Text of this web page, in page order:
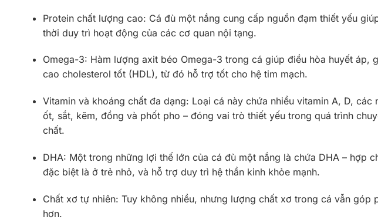
Protein chất lượng cao: Cá đù một nắng cung cấp nguồn đạm thiết yếu
thời duy trì hoạt động của các cơ quan nội tạng.
Omega-3: Hàm lượng axit béo Omega-3 trong cá giúp điều hòa huyết áp,
cao cholesterol tốt (HDL), từ đó hỗ trợ tốt cho hệ tim mạch.
Vitamin và khoáng chất đa dạng: Loại cá này chứa nhiều vitamin A, D,
ốt, sắt, kẽm, đồng và phốt pho – đóng vai trò thiết yếu trong quá trình
chất.
DHA: Một trong những lợi thế lớn của cá đù một nắng là chứa DHA – hợp
đặc biệt là ở trẻ nhỏ, và hỗ trợ duy trì hệ thần kinh khỏe mạnh.
Chất xơ tự nhiên: Tuy không nhiều, nhưng lượng chất xơ trong cá vẫn góp
hơn.